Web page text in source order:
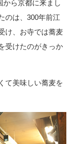
から京都に来まし
のは、300年前江
け、お寺では蕎麦
受けたのがきっか
て美味しい蕎麦を